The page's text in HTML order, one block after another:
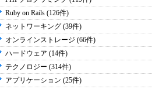
Ruby on Rails (126件)
ネットワーキング (39件)
オンラインストレージ (66件)
ハードウェア (14件)
テクノロジー (314件)
アプリケーション (25件)